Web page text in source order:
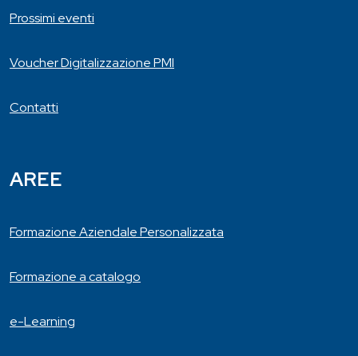
Prossimi eventi
Voucher Digitalizzazione PMI
Contatti
AREE
Formazione Aziendale Personalizzata
Formazione a catalogo
e-Learning